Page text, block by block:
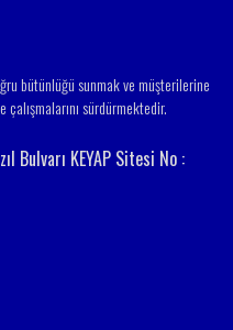
bütünlüğü sunmak ve müşterilerine
sürdürmektedir.
Bulvarı KEYAP Sitesi No :